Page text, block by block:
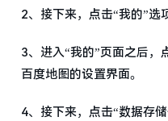
2、接下来，点击“我的”选
3、进入“我的”页面之后，
百度地图的设置界面。
4、接下来，点击“数据存